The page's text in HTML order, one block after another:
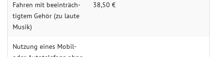
Fahren mit beein­träch­
tigtem Ge­hör (zu laute
Musik)
38,50 €
Nutzung eines Mo­bil-